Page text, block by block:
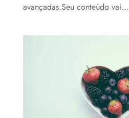
avançadas.Seu conteúdo vai...